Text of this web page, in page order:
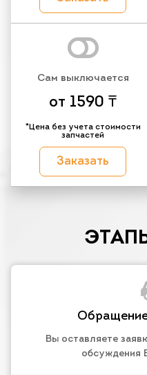
Сам выключается
от 1590 ₸
*Цена без учета стоимости
запчастей
Заказать
Вы оставляете
обсуждения